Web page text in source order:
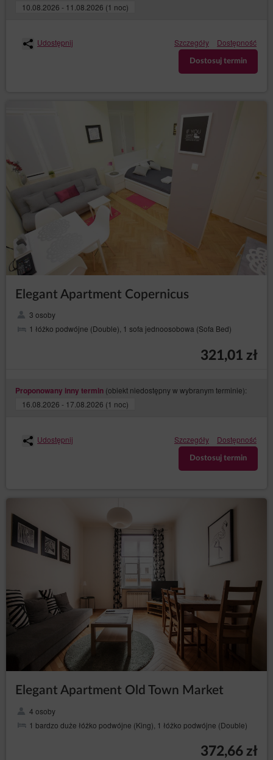
10.08.2026 - 11.08.2026 (1 noc)
Udostępnij Szczegóły Dostępność
Dostosuj termin
Elegant Apartment Copernicus
3 osoby
1 łóżko podwójne (Double), 1 sofa jednoosobowa (Sofa Bed)
321,01 zł
Proponowany inny termin (obiekt niedostępny w wybranym terminie):
16.08.2026 - 17.08.2026 (1 noc)
Udostępnij Szczegóły Dostępność
Dostosuj termin
Elegant Apartment Old Town Market
4 osoby
1 bardzo duże łóżko podwójne (King), 1 łóżko podwójne (Double)
372,66 zł